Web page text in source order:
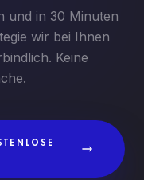
und in 30 Minuten
wir bei Ihnen
Keine